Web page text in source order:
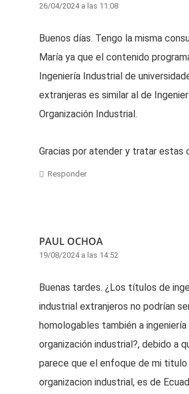
26/04/2024 a las 11:08
Buenos días. Tengo la misma
María ya que el contenido
Ingeniería Industrial de
extranjeras es similar al de
Organización Industrial.
Gracias por atender y tratar estas
Responder
PAUL OCHOA
19/08/2024 a las 14:52
Buenas tardes. ¿Los títulos de
industrial extranjeros no podrían
homologables también a ingeniería
organización industrial?, debido a
parece que el enfoque de mi titulo
organizacion industrial, es de